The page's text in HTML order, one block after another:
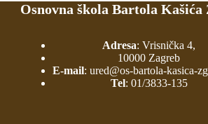
Osnovna škola Bartola Kašića
Adresa: Vrisnička 4,
10000 Zagreb
E-mail: ured@os-bartola-kasica-
Tel: 01/3833-135